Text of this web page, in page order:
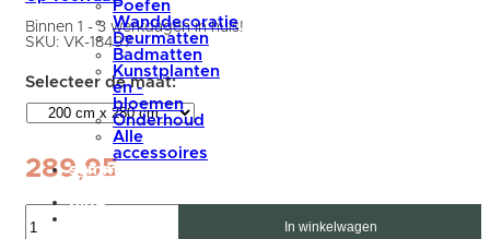
Poefen
Wanddecoratie
Deurmatten
Badmatten
Kunstplanten
en -
bloemen
Onderhoud
Alle
accessoires
summer
blog
Binnen 1 - 3 werkdagen in huis!
SKU: VK-18497
289,95
Beb
In winkelwagen